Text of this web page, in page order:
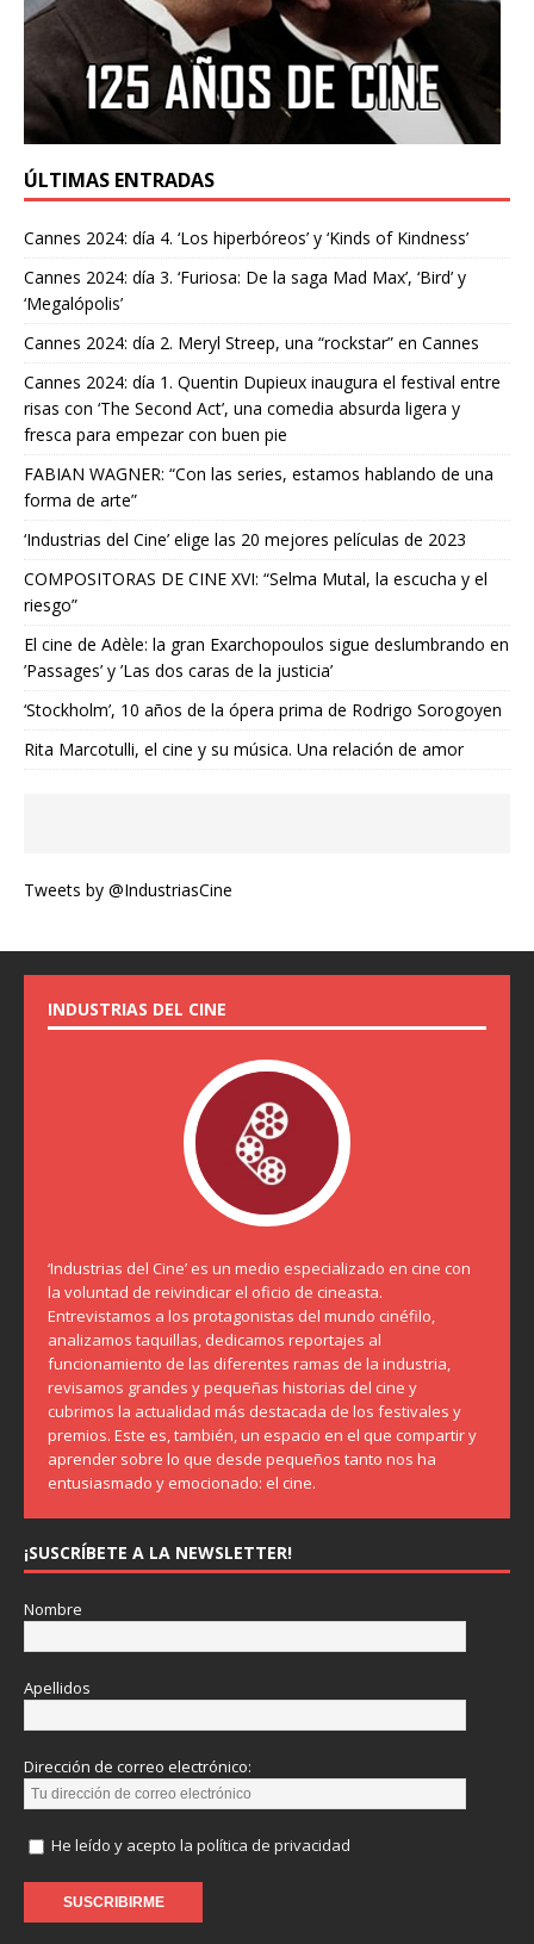
ÚLTIMAS ENTRADAS
Cannes 2024: día 4. ‘Los hiperbóreos’ y ‘Kinds of Kindness’
Cannes 2024: día 3. ‘Furiosa: De la saga Mad Max’, ‘Bird’ y
‘Megalópolis’
Cannes 2024: día 2. Meryl Streep, una “rockstar” en Cannes
Cannes 2024: día 1. Quentin Dupieux inaugura el festival entre
risas con ‘The Second Act’, una comedia absurda ligera y
fresca para empezar con buen pie
FABIAN WAGNER: “Con las series, estamos hablando de una
forma de arte”
‘Industrias del Cine’ elige las 20 mejores películas de 2023
COMPOSITORAS DE CINE XVI: “Selma Mutal, la escucha y el
riesgo”
El cine de Adèle: la gran Exarchopoulos sigue deslumbrando en
’Passages’ y ’Las dos caras de la justicia’
‘Stockholm’, 10 años de la ópera prima de Rodrigo Sorogoyen
Rita Marcotulli, el cine y su música. Una relación de amor
Tweets by @IndustriasCine
INDUSTRIAS DEL CINE
‘Industrias del Cine’ es un medio especializado en cine con
la voluntad de reivindicar el oficio de cineasta.
Entrevistamos a los protagonistas del mundo cinéfilo,
analizamos taquillas, dedicamos reportajes al
funcionamiento de las diferentes ramas de la industria,
revisamos grandes y pequeñas historias del cine y
cubrimos la actualidad más destacada de los festivales y
premios. Este es, también, un espacio en el que compartir y
aprender sobre lo que desde pequeños tanto nos ha
entusiasmado y emocionado: el cine.
¡SUSCRÍBETE A LA NEWSLETTER!
Nombre
Apellidos
Dirección de correo electrónico:
He leído y acepto la política de privacidad